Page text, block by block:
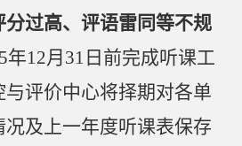
过高、评语雷同等不规
年12月 31 日前完成听课工
评价中心将择期对各单
及上一年度听课表保存